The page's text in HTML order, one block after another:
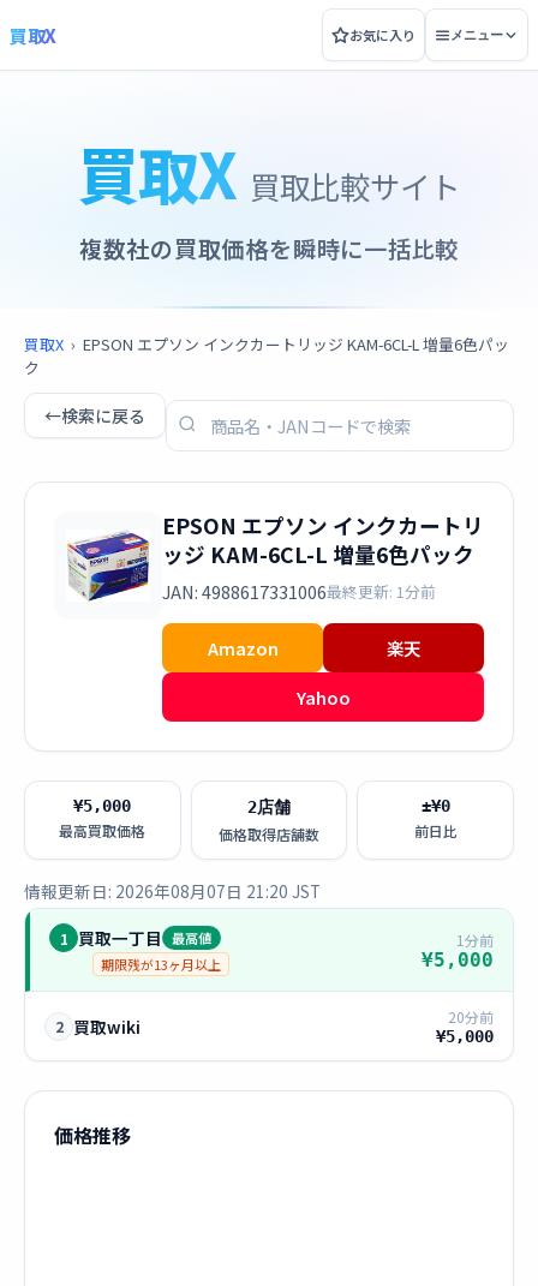
買取X お気に入り メニュー
買取X 買取比較サイト
複数社の買取価格を瞬時に一括比較
買取X › EPSON エプソン インクカートリッジ KAM-6CL-L 増量6色パッ
ク
←検索に戻る
EPSON エプソン インクカートリ
ッジ KAM-6CL-L 増量6色パック
JAN: 4988617331006最終更新: 1分前
Amazon
楽天
Yahoo
¥5,000
最高買取価格
2店舗
価格取得店舗数
±¥0
前日比
情報更新日: 2026年08月07日 21:20 JST
1 買取一丁目
最高値
期限残が13ヶ月以上
1分前
¥5,000
2 買取wiki 20分前
¥5,000
価格推移